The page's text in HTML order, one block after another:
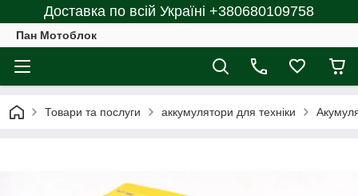
Доставка по всій Україні +380680109758
Пан Мотоблок
Товари та послуги аккумулятори для техніки